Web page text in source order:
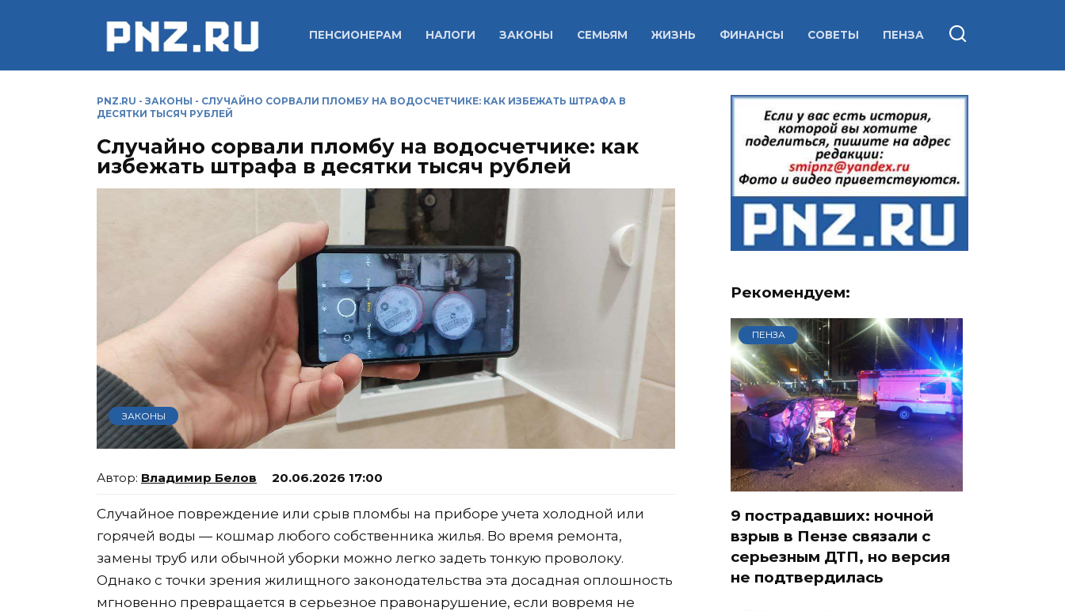
ПЕНСИОНЕРАМ НАЛОГИ ЗАКОНЫ СЕМЬЯМ ЖИЗНЬ ФИНАНСЫ СОВЕТЫ ПЕНЗА
PNZ.RU - ЗАКОНЫ - СЛУЧАЙНО СОРВАЛИ ПЛОМБУ НА ВОДОСЧЕТЧИКЕ: КАК ИЗБЕЖАТЬ ШТРАФА В
ДЕСЯТКИ ТЫСЯЧ РУБЛЕЙ
Случайно сорвали пломбу на водосчетчике: как
избежать штрафа в десятки тысяч рублей
ЗАКОНЫ
Владимир Белов 20.06.2026 17:00
Случайное повреждение или срыв пломбы на приборе учета холодной или
горячей воды — кошмар любого собственника жилья. Во время ремонта,
замены труб или обычной уборки можно легко задеть тонкую проволоку.
Однако с точки зрения жилищного законодательства эта досадная оплошность
мгновенно превращается в серьезное правонарушение, если вовремя не
Рекомендуем:
ПЕНЗА
9 пострадавших: ночной
взрыв в Пензе связали с
серьезным ДТП, но версия
не подтвердилась